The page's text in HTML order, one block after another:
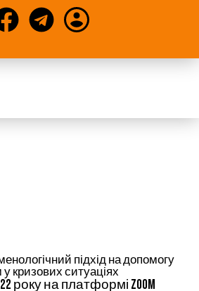
підхід на допомогу
кризових ситуаціях
року на платформі Zoom